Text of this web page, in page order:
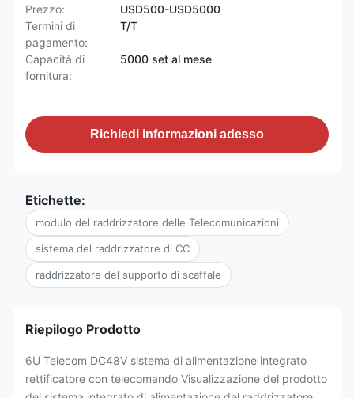
Prezzo:
USD500-USD5000
Termini di
pagamento:
T/T
Capacità di
fornitura:
5000 set al mese
Richiedi informazioni adesso
Etichette:
modulo del raddrizzatore delle Telecomunicazioni
sistema del raddrizzatore di CC
raddrizzatore del supporto di scaffale
Riepilogo Prodotto
6U Telecom DC48V sistema di alimentazione integrato
rettificatore con telecomando Visualizzazione del prodotto